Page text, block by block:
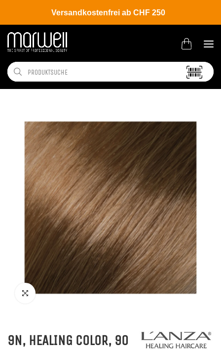
Versandkostenfrei ab CHF 250
Shop Brands L'ANZA Coloration Healing Color
9N, HEALING COLOR, 90